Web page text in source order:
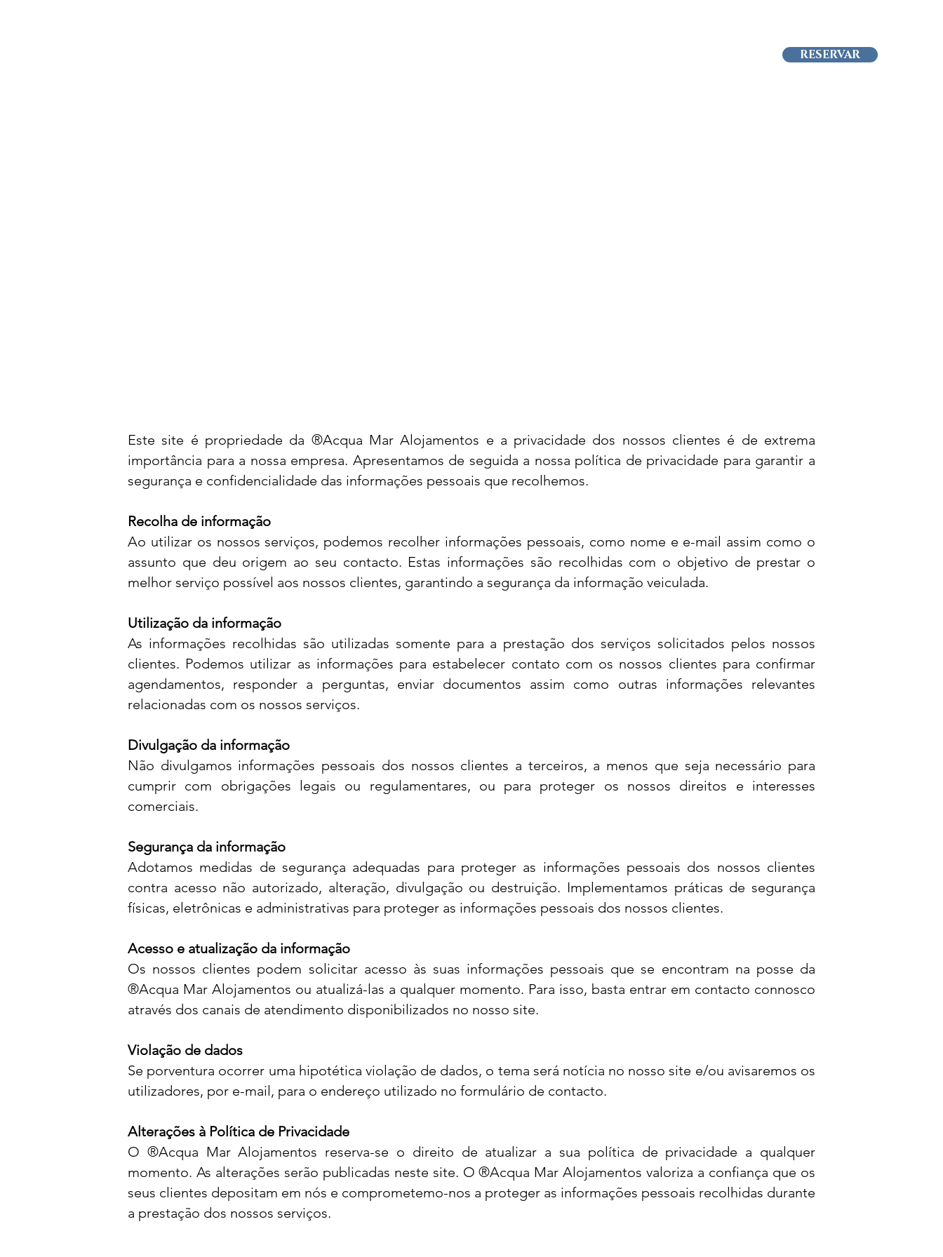
RESERVAR
Este site é propriedade da ®Acqua Mar Alojamentos e a privacidade dos nossos clientes é de extrema
importância para a nossa empresa. Apresentamos de seguida a nossa política de privacidade para garantir a
segurança e confidencialidade das informações pessoais que recolhemos.
Recolha de informação
Ao utilizar os nossos serviços, podemos recolher informações pessoais, como nome e e-mail assim como o
assunto que deu origem ao seu contacto. Estas informações são recolhidas com o objetivo de prestar o
melhor serviço possível aos nossos clientes, garantindo a segurança da informação veiculada.
Utilização da informação
As informações recolhidas são utilizadas somente para a prestação dos serviços solicitados pelos nossos
clientes. Podemos utilizar as informações para estabelecer contato com os nossos clientes para confirmar
agendamentos, responder a perguntas, enviar documentos assim como outras informações relevantes
relacionadas com os nossos serviços.
Divulgação da informação
Não divulgamos informações pessoais dos nossos clientes a terceiros, a menos que seja necessário para
cumprir com obrigações legais ou regulamentares, ou para proteger os nossos direitos e interesses
comerciais.
Segurança da informação
Adotamos medidas de segurança adequadas para proteger as informações pessoais dos nossos clientes
contra acesso não autorizado, alteração, divulgação ou destruição. Implementamos práticas de segurança
físicas, eletrônicas e administrativas para proteger as informações pessoais dos nossos clientes.
Acesso e atualização da informação
Os nossos clientes podem solicitar acesso às suas informações pessoais que se encontram na posse da
®Acqua Mar Alojamentos ou atualizá-las a qualquer momento. Para isso, basta entrar em contacto connosco
através dos canais de atendimento disponibilizados no nosso site.
Violação de dados
Se porventura ocorrer uma hipotética violação de dados, o tema será notícia no nosso site e/ou avisaremos os
utilizadores, por e-mail, para o endereço utilizado no formulário de contacto.
Alterações à Política de Privacidade
O ®Acqua Mar Alojamentos reserva-se o direito de atualizar a sua política de privacidade a qualquer
momento. As alterações serão publicadas neste site. O ®Acqua Mar Alojamentos valoriza a confiança que os
seus clientes depositam em nós e comprometemo-nos a proteger as informações pessoais recolhidas durante
a prestação dos nossos serviços.